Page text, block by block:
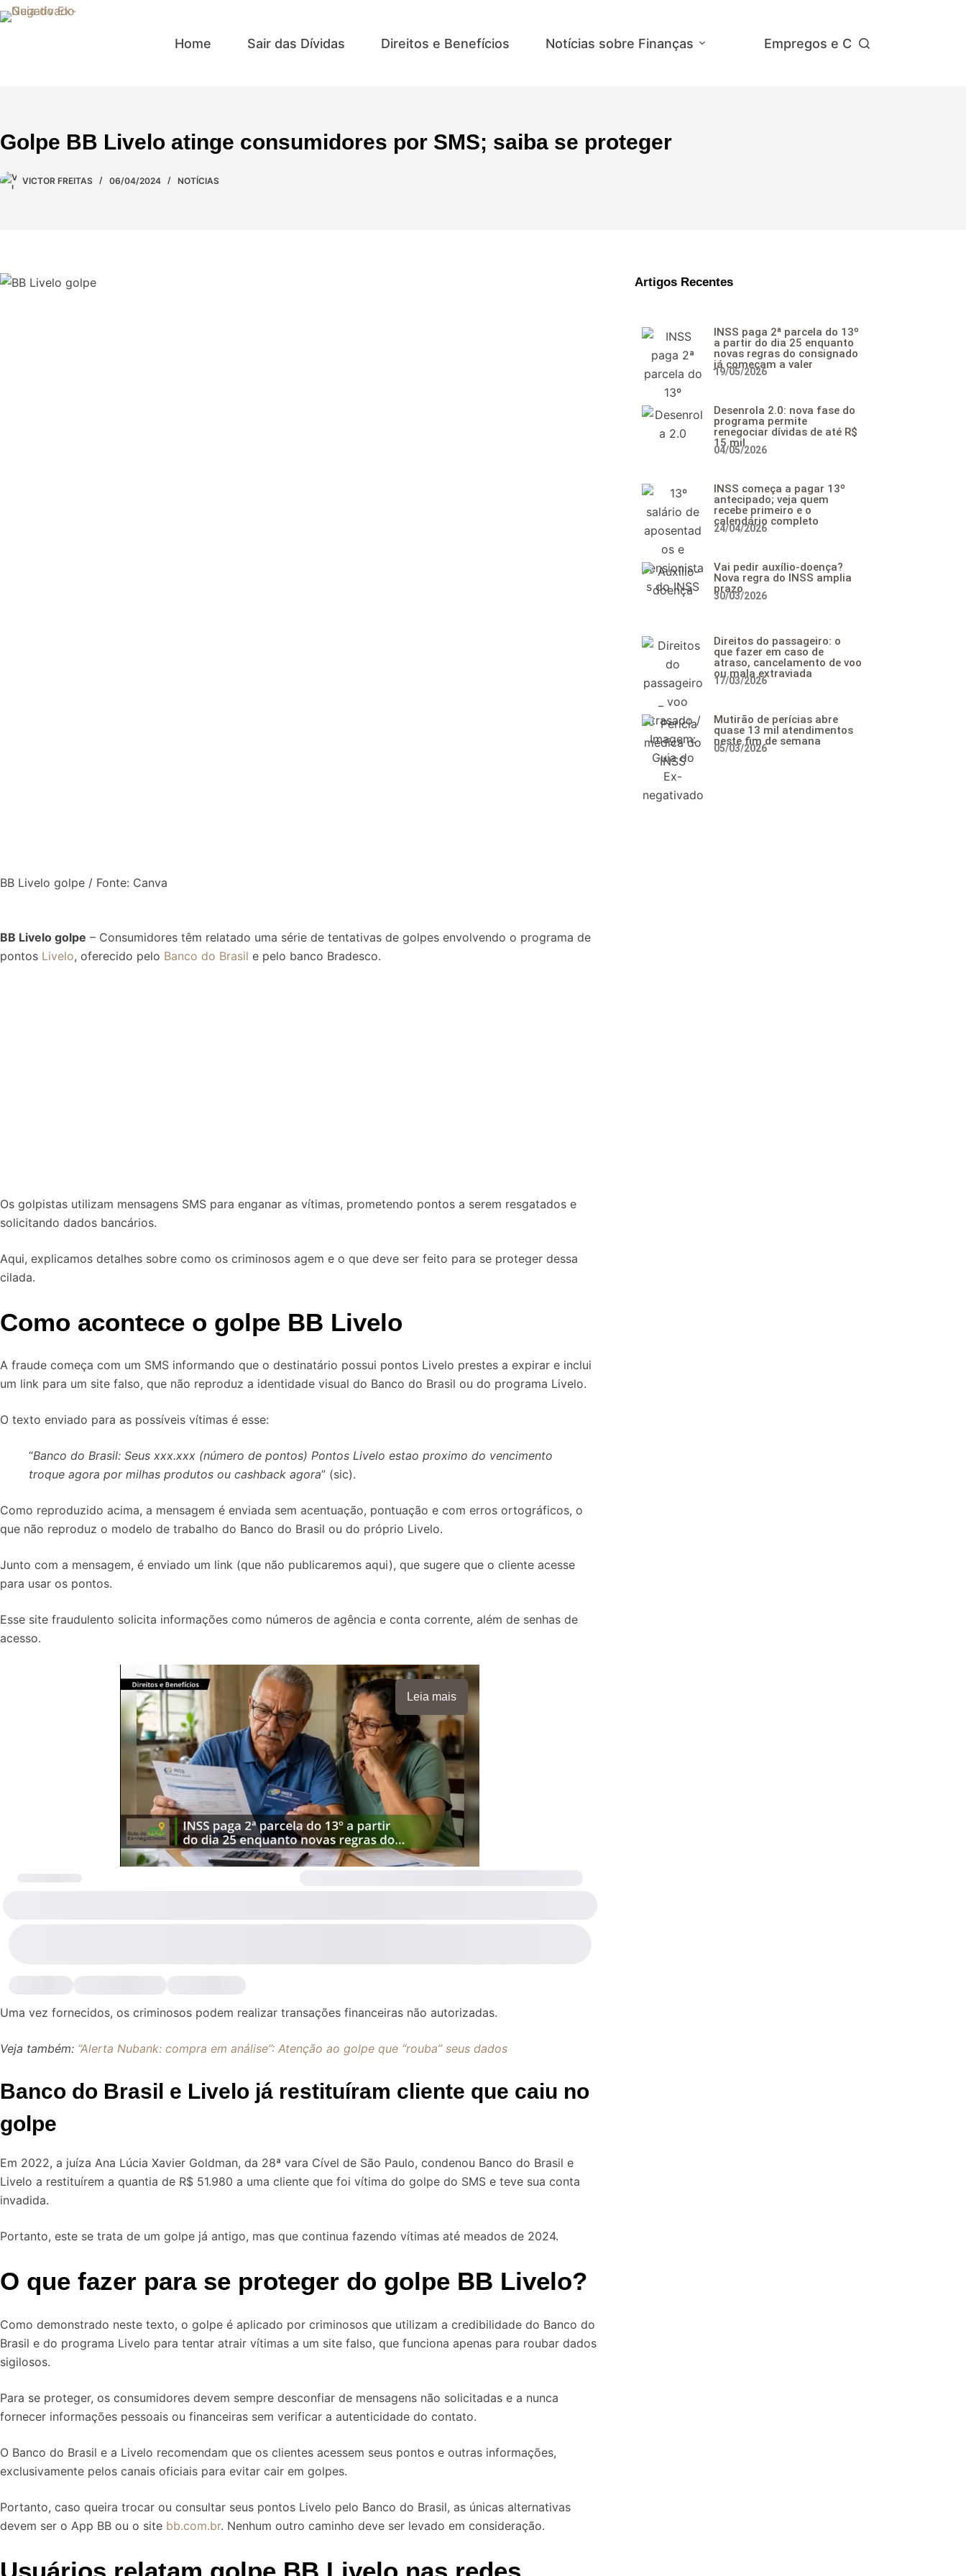
Home Sair das Dívidas Direitos e Benefícios Notícias sobre Finanças Empregos e Concursos
Golpe BB Livelo atinge consumidores por SMS; saiba se proteger
VICTOR FREITAS 06/04/2024 NOTÍCIAS
BB Livelo golpe / Fonte: Canva
BB Livelo golpe – Consumidores têm relatado uma série de tentativas de golpes envolvendo o programa de
pontos Livelo, oferecido pelo Banco do Brasil e pelo banco Bradesco.
Os golpistas utilizam mensagens SMS para enganar as vítimas, prometendo pontos a serem resgatados e
solicitando dados bancários.
Aqui, explicamos detalhes sobre como os criminosos agem e o que deve ser feito para se proteger dessa
cilada.
Como acontece o golpe BB Livelo
A fraude começa com um SMS informando que o destinatário possui pontos Livelo prestes a expirar e inclui
um link para um site falso, que não reproduz a identidade visual do Banco do Brasil ou do programa Livelo.
O texto enviado para as possíveis vítimas é esse:
“Banco do Brasil: Seus xxx.xxx (número de pontos) Pontos Livelo estao proximo do vencimento
troque agora por milhas produtos ou cashback agora” (sic).
Como reproduzido acima, a mensagem é enviada sem acentuação, pontuação e com erros ortográficos, o
que não reproduz o modelo de trabalho do Banco do Brasil ou do próprio Livelo.
Junto com a mensagem, é enviado um link (que não publicaremos aqui), que sugere que o cliente acesse
para usar os pontos.
Esse site fraudulento solicita informações como números de agência e conta corrente, além de senhas de
acesso.
Leia mais
Uma vez fornecidos, os criminosos podem realizar transações financeiras não autorizadas.
Veja também: “Alerta Nubank: compra em análise”: Atenção ao golpe que “rouba” seus dados
Banco do Brasil e Livelo já restituíram cliente que caiu no
golpe
Em 2022, a juíza Ana Lúcia Xavier Goldman, da 28ª vara Cível de São Paulo, condenou Banco do Brasil e
Livelo a restituírem a quantia de R$ 51.980 a uma cliente que foi vítima do golpe do SMS e teve sua conta
invadida.
Portanto, este se trata de um golpe já antigo, mas que continua fazendo vítimas até meados de 2024.
O que fazer para se proteger do golpe BB Livelo?
Como demonstrado neste texto, o golpe é aplicado por criminosos que utilizam a credibilidade do Banco do
Brasil e do programa Livelo para tentar atrair vítimas a um site falso, que funciona apenas para roubar dados
sigilosos.
Para se proteger, os consumidores devem sempre desconfiar de mensagens não solicitadas e a nunca
fornecer informações pessoais ou financeiras sem verificar a autenticidade do contato.
O Banco do Brasil e a Livelo recomendam que os clientes acessem seus pontos e outras informações,
exclusivamente pelos canais oficiais para evitar cair em golpes.
Portanto, caso queira trocar ou consultar seus pontos Livelo pelo Banco do Brasil, as únicas alternativas
devem ser o App BB ou o site bb.com.br. Nenhum outro caminho deve ser levado em consideração.
Usuários relatam golpe BB Livelo nas redes
Artigos Recentes
INSS paga 2ª parcela do 13º
a partir do dia 25 enquanto
novas regras do consignado
já começam a valer
19/05/2026
Desenrola 2.0: nova fase do
programa permite
renegociar dívidas de até R$
15 mil
04/05/2026
INSS começa a pagar 13º
antecipado; veja quem
recebe primeiro e o
calendário completo
24/04/2026
Vai pedir auxílio-doença?
Nova regra do INSS amplia
prazo
30/03/2026
Direitos do passageiro: o
que fazer em caso de
atraso, cancelamento de voo
ou mala extraviada
17/03/2026
Mutirão de perícias abre
quase 13 mil atendimentos
neste fim de semana
05/03/2026